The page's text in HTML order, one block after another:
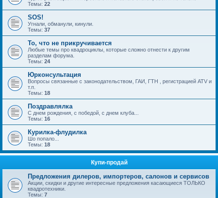
Темы: 22
SOS!
Угнали, обманули, кинули.
Темы: 37
То, что не прикручивается
Любые темы про квадроциклы, которые сложно отнести к другим
разделам форума.
Темы: 24
Юрконсультация
Вопросы связанные с законодательством, ГАИ, ГТН , регистрацией ATV и
т.п.
Темы: 18
Поздравлялка
С днем рождения, с победой, с днем клуба...
Темы: 16
Курилка-флудилка
Шо попало...
Темы: 18
Купи-продай
Предложения дилеров, импортеров, салонов и сервисов
Акции, скидки и другие интересные предложения касающиеся ТОЛЬКО
квадротехники.
Темы: 7